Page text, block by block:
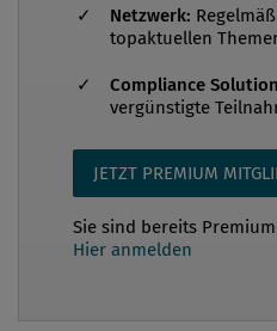
sexuelle Belästigung
Netzwerk:
topaktuellen
Compliance
vergünstigte
JETZT PREMIUM
Sie sind bereits
Hier anmelden